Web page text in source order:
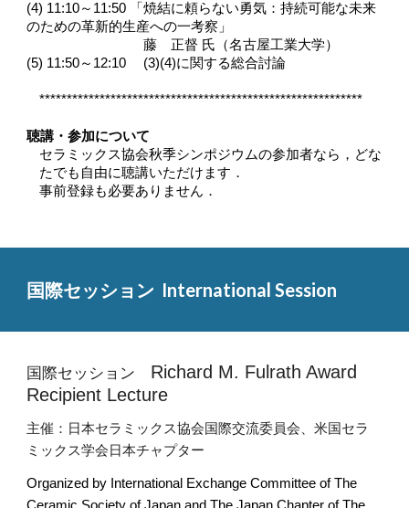
(4) 11:10～ 11:50
「焼結に頼らない勇気：持続可能な未来
のための革新的生産への一考察」
藤　正督 氏（名古屋工業大学）
(5) 11:50～ 12:10 (3)(4)に関する総合討論
***********************************************************
聴講・参加について
セラミックス協会秋季シンポジウムの参加者なら，どな
たでも自由に聴講いただけます．
事前登録も必要ありません．
国際セッション  International Session
国際セッション Richard M. Fulrath Award
Recipient Lecture
主催：日本セラミックス協会国際交流委員会、米国セラ
ミックス学会日本チャプター
Organized by International Exchange Committee of The